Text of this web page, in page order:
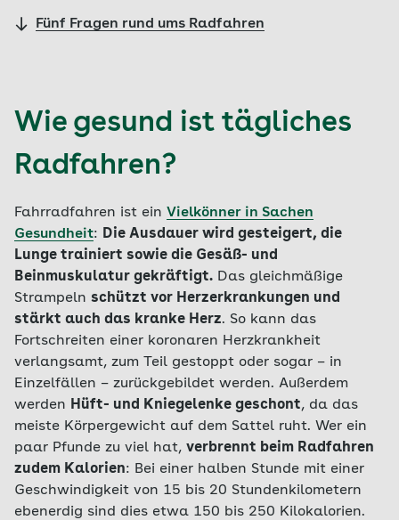
Fünf Fragen rund ums Radfahren
Wie gesund ist tägliches
Radfahren?
Fahrradfahren ist ein Vielkönner in Sachen
Gesundheit: Die Ausdauer wird gesteigert, die
Lunge trainiert sowie die Gesäß- und
Beinmuskulatur gekräftigt. Das gleichmäßige
Strampeln schützt vor Herzerkrankungen und
stärkt auch das kranke Herz. So kann das
Fortschreiten einer koronaren Herzkrankheit
verlangsamt, zum Teil gestoppt oder sogar – in
Einzelfällen – zurückgebildet werden. Außerdem
werden Hüft- und Kniegelenke geschont, da das
meiste Körpergewicht auf dem Sattel ruht. Wer ein
paar Pfunde zu viel hat, verbrennt beim Radfahren
zudem Kalorien: Bei einer halben Stunde mit einer
Geschwindigkeit von 15 bis 20 Stundenkilometern
ebenerdig sind dies etwa 150 bis 250 Kilokalorien.